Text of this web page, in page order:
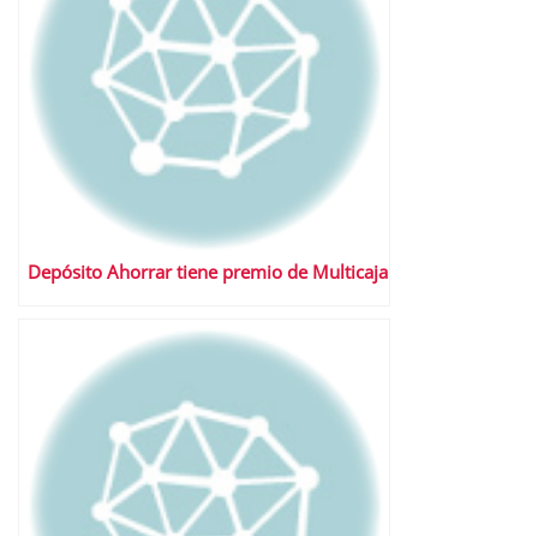
Depósito Ahorrar tiene premio de Multicaja